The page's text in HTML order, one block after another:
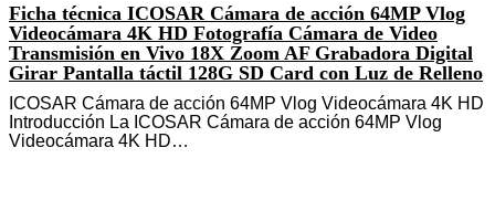
Ficha técnica ICOSAR Cámara de acción 64MP Vlog
Videocámara 4K HD Fotografía Cámara de Video
Transmisión en Vivo 18X Zoom AF Grabadora Digital
Girar Pantalla táctil 128G SD Card con Luz de Relleno
ICOSAR Cámara de acción 64MP Vlog Videocámara 4K HD
Introducción La ICOSAR Cámara de acción 64MP Vlog
Videocámara 4K HD…